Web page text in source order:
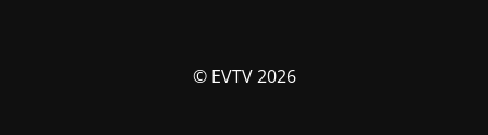
© EVTV 2026